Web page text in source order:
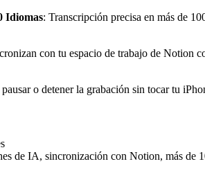
Idiomas: Transcripción precisa en más de
con tu espacio de trabajo de Notion
o detener la grabación sin tocar tu
de IA, sincronización con Notion, más de